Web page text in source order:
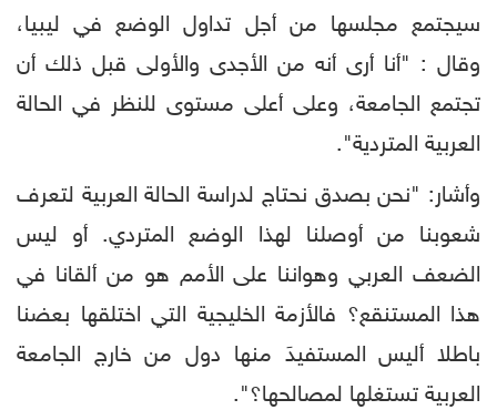
سيجتمع مجلسها من أجل تداول الوضع في ليبيا،
وقال : "أنا أرى أنه من الأجدى والأولى قبل ذلك أن
تجتمع الجامعة، وعلى أعلى مستوى للنظر في الحالة
العربية المتردية".
وأشار: "نحن بصدق نحتاج لدراسة الحالة العربية لتعرف
شعوبنا من أوصلنا لهذا الوضع المتردي. أو ليس
الضعف العربي وهواننا على الأمم هو من ألقانا في
هذا المستنقع؟ فالأزمة الخليجية التي اختلقها بعضنا
باطلا أليس المستفيدَ منها دول من خارج الجامعة
العربية تستغلها لمصالحها؟".